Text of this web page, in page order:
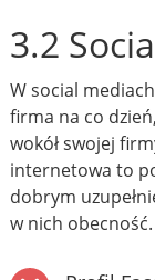
3.2
W social
firma na co
wokół swojej
internetowa to
dobrym
w nich obecność.